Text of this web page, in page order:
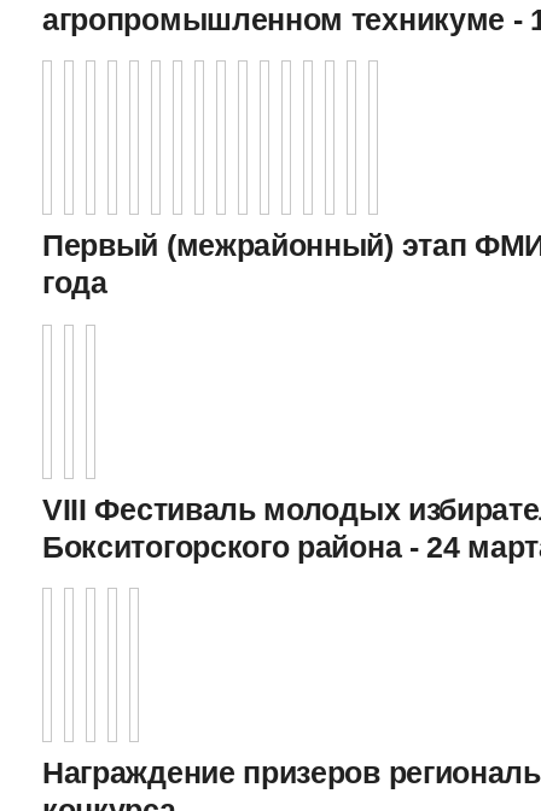
агропромышленном техникуме -
Первый (межрайонный) этап
года
VIII Фестиваль молодых
Бокситогорского района - 24
Награждение призеров